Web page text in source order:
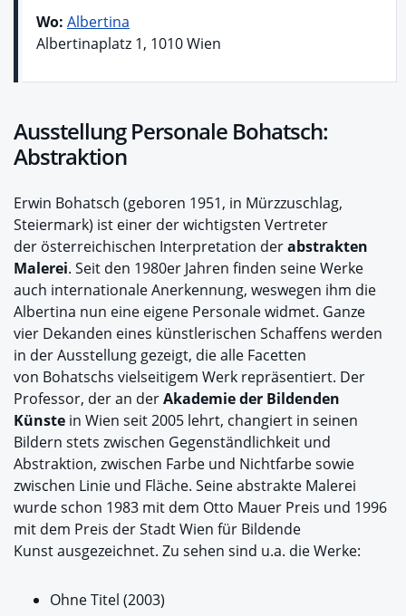
Wo: Albertina
Albertinaplatz 1, 1010 Wien
Ausstellung Personale Bohatsch:
Abstraktion
Erwin Bohatsch (geboren 1951, in Mürzzuschlag,
Steiermark) ist einer der wichtigsten Vertreter
der österreichischen Interpretation derabstrakten
Malerei. Seit den 1980er Jahren finden seine Werke
auch internationale Anerkennung, weswegen ihm die
Albertina nun eine eigene Personale widmet. Ganze
vier Dekanden eines künstlerischen Schaffens werden
in der Ausstellung gezeigt, die alle Facetten
von Bohatschs vielseitigem Werk repräsentiert. Der
Professor, der an derAkademie der Bildenden
Künste in Wien seit 2005 lehrt, changiert in seinen
Bildern stets zwischen Gegenständlichkeit und
Abstraktion, zwischen Farbe und Nichtfarbe sowie
zwischen Linie und Fläche. Seine abstrakte Malerei
wurde schon 1983 mit dem Otto Mauer Preis und 1996
mit dem Preis der Stadt Wien für Bildende
Kunst ausgezeichnet. Zu sehen sind u.a. die Werke:
Ohne Titel (2003)